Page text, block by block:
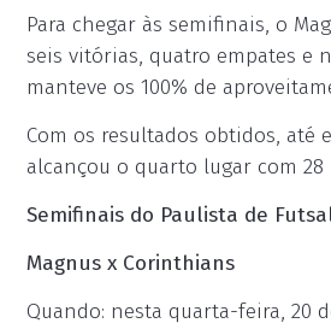
Para chegar às semifinais, o
seis vitórias, quatro empates e
manteve os 100% de
Com os resultados obtidos, até
alcançou o quarto lugar com 28
Semifinais do Paulista de
Magnus x Corinthians
Quando: nesta quarta-feira, 20